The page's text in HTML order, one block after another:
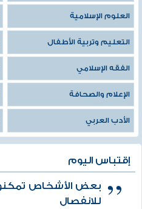
العلوم الإسلامية
التعليم وتربية الأطفال
الفقه الإسلامي
الإعلام والصحافة
الأدب العربي
إقتباس اليوم
بعض الأشخاص
للانفصال